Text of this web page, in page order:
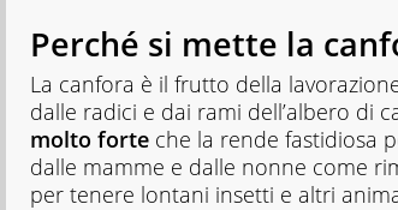
Perché si mette la
La canfora è il frutto della
dalle radici e dai rami dell’albero di
molto forte che la rende fastidiosa
dalle mamme e dalle nonne come
per tenere lontani insetti e altri